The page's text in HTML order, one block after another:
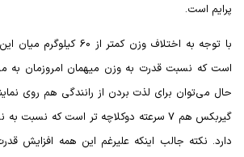
پرایم است.
با توجه به اختلاف وزن کمتر
است که نسبت قدرت به وزن میهمان امروزمان به
حال می‌توان برای لذت بردن از رانندگی هم روی
گیربکس هم 7 سرعته دوکلاچه تر است که نسبت
دارد. نکته جالب اینکه علیرغم این همه افزایش